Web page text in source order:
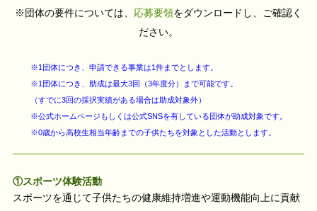
※団体の要件については、 応募要領をダウンロードし、ご確認く
ださい。
※1団体につき、申請できる事業は1件までとします。
※1団体につき、助成は最大3回（3年度分）まで可能です。
（すでに3回の採択実績がある場合は助成対象外）
※公式ホームページもしくは公式SNSを有している団体が助成対象です。
※0歳から高校生相当年齢までの子供たちを対象とした活動とします。
①スポーツ体験活動
スポーツを通じて子供たちの健康維持増進や運動機能向上に貢献